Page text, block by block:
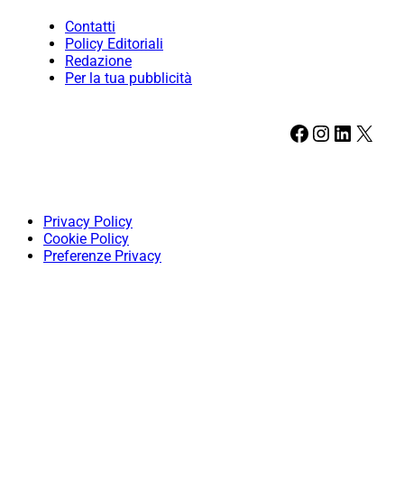
Contatti
Policy Editoriali
Redazione
Per la tua pubblicità
Facebook Instagram LinkedIn X
Privacy Policy
Cookie Policy
Preferenze Privacy